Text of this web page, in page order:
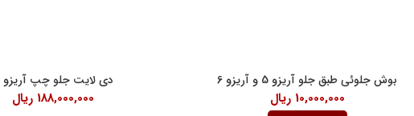
بوش جلوئی طبق جلو آریزو 5 و آریزو 6
10,000,000 ریال
دی لایت جلو چپ آریزو 5
188,000,000 ریال
جمعه ها 9 الی 14